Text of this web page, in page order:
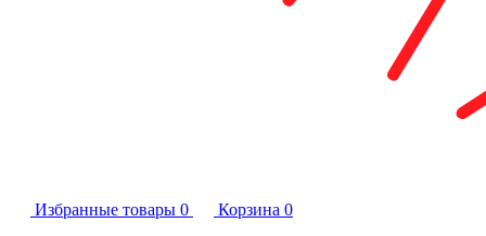
Избранные товары 0 Корзина 0